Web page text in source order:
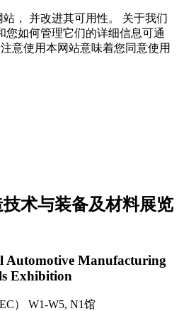
站， 并改进其可用性。 关于我们
您如何管理它们的详细信息可通
意使用本网站意味着您同意使用
术与装备及材料展览
Automotive Manufacturing
Exhibition
） W1-W5, N1馆